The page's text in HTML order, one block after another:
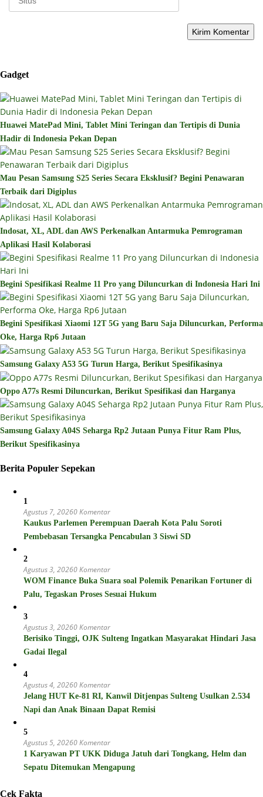
Gadget
Huawei MatePad Mini, Tablet Mini Teringan dan Tertipis di Dunia
Hadir di Indonesia Pekan Depan
Mau Pesan Samsung S25 Series Secara Eksklusif? Begini Penawaran
Terbaik dari Digiplus
Indosat, XL, ADL dan AWS Perkenalkan Antarmuka Pemrograman
Aplikasi Hasil Kolaborasi
Begini Spesifikasi Realme 11 Pro yang Diluncurkan di Indonesia Hari Ini
Begini Spesifikasi Xiaomi 12T 5G yang Baru Saja Diluncurkan, Performa
Oke, Harga Rp6 Jutaan
Samsung Galaxy A53 5G Turun Harga, Berikut Spesifikasinya
Oppo A77s Resmi Diluncurkan, Berikut Spesifikasi dan Harganya
Samsung Galaxy A04S Seharga Rp2 Jutaan Punya Fitur Ram Plus,
Berikut Spesifikasinya
Berita Populer Sepekan
1
Agustus 7, 20260 Komentar
Kaukus Parlemen Perempuan Daerah Kota Palu Soroti
Pembebasan Tersangka Pencabulan 3 Siswi SD
2
Agustus 3, 20260 Komentar
WOM Finance Buka Suara soal Polemik Penarikan Fortuner di
Palu, Tegaskan Proses Sesuai Hukum
3
Agustus 3, 20260 Komentar
Berisiko Tinggi, OJK Sulteng Ingatkan Masyarakat Hindari Jasa
Gadai Ilegal
4
Agustus 4, 20260 Komentar
Jelang HUT Ke-81 RI, Kanwil Ditjenpas Sulteng Usulkan 2.534
Napi dan Anak Binaan Dapat Remisi
5
Agustus 5, 20260 Komentar
1 Karyawan PT UKK Diduga Jatuh dari Tongkang, Helm dan
Sepatu Ditemukan Mengapung
Cek Fakta